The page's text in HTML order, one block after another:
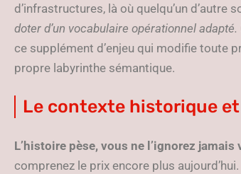
d’infrastructures, là où quelqu’un d’autre
doter d’un vocabulaire opérationnel adapté.
ce supplément d’enjeu qui modifie toute
propre labyrinthe sémantique.
Le contexte historique
L’histoire pèse, vous ne l’ignorez jamais
comprenez le prix encore plus